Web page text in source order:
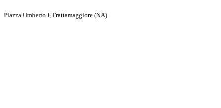
Piazza Umberto I, Frattamaggiore (NA)